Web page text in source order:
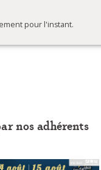
pour l'instant.
nos adhérents